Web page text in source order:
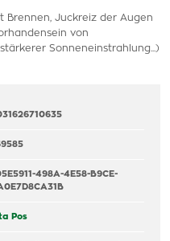
Brennen, Juckreiz der Augen
von
Sonneneinstrahlung...)
498A-4E58-B9CE-
Pos